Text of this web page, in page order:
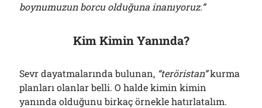
boynumuzun borcu olduğuna inanıyoruz.”
Kim Kimin Yanında?
Sevr dayatmalarında bulunan, “teröristan”kurma
planları olanlar belli. O halde kimin kimin
yanında olduğunu birkaç örnekle hatırlatalım.